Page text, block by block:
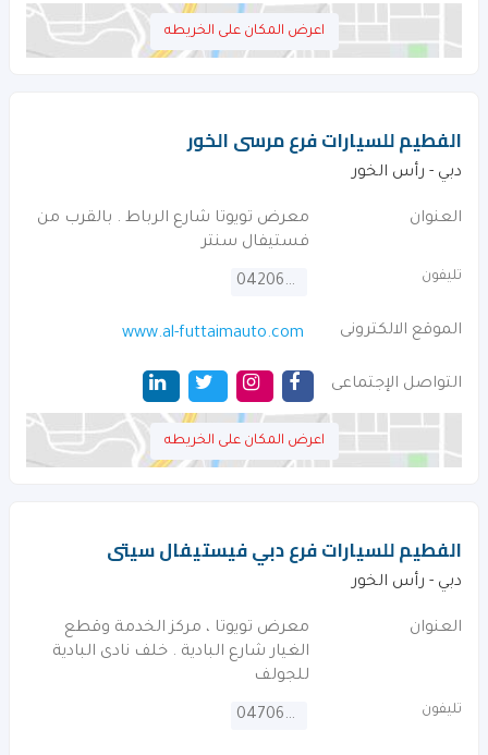
اعرض المكان على الخريطه
الفطيم للسيارات فرع مرسى الخور
دبي - رأس الخور
العنوان
معرض تويوتا شارع الرباط . بالقرب من
فستيفال سنتر
تليفون 042066666
الموقع الالكترونى www.al-futtaimauto.com
التواصل الإجتماعى
اعرض المكان على الخريطه
الفطيم للسيارات فرع دبي فيستيفال سيتى
دبي - رأس الخور
العنوان
معرض تويوتا ، مركز الخدمة وقطع
الغيار شارع البادية . خلف نادى البادية
للجولف
تليفون 047062777